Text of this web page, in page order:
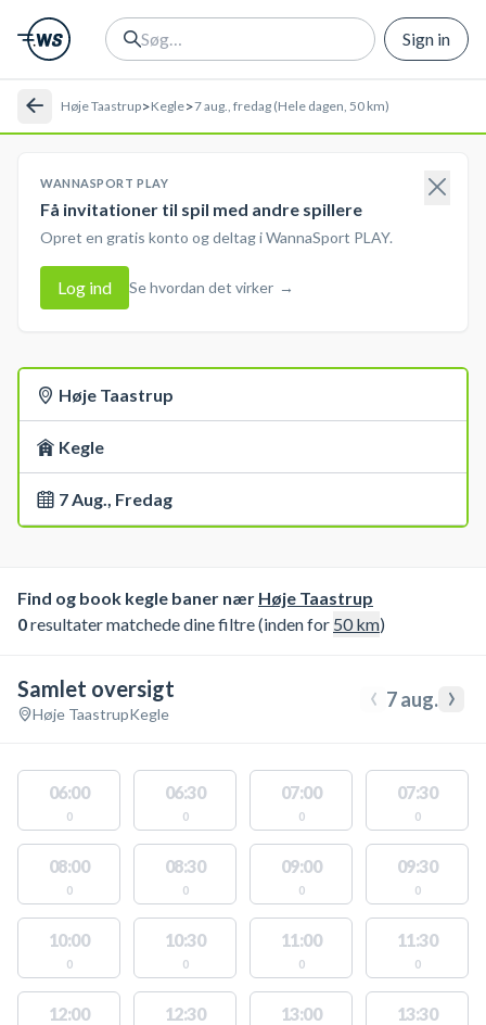
Sign in
Høje Taastrup>Kegle>7 aug., fredag (Hele dagen, 50 km)
WANNASPORT PLAY
Få invitationer til spil med andre spillere
Opret en gratis konto og deltag i WannaSport PLAY.
Log ind Se hvordan det virker →
Høje Taastrup
Kegle
7 Aug., Fredag
Find og book kegle baner nær Høje Taastrup
0resultater matchede dine filtre (inden for 50km)
Samlet oversigt
Høje TaastrupKegle ‹ 7 aug. ›
06:00
0
06:30
0
07:00
0
07:30
0
08:00
0
08:30
0
09:00
0
09:30
0
10:00
0
10:30
0
11:00
0
11:30
0
12:00 12:30 13:00 13:30